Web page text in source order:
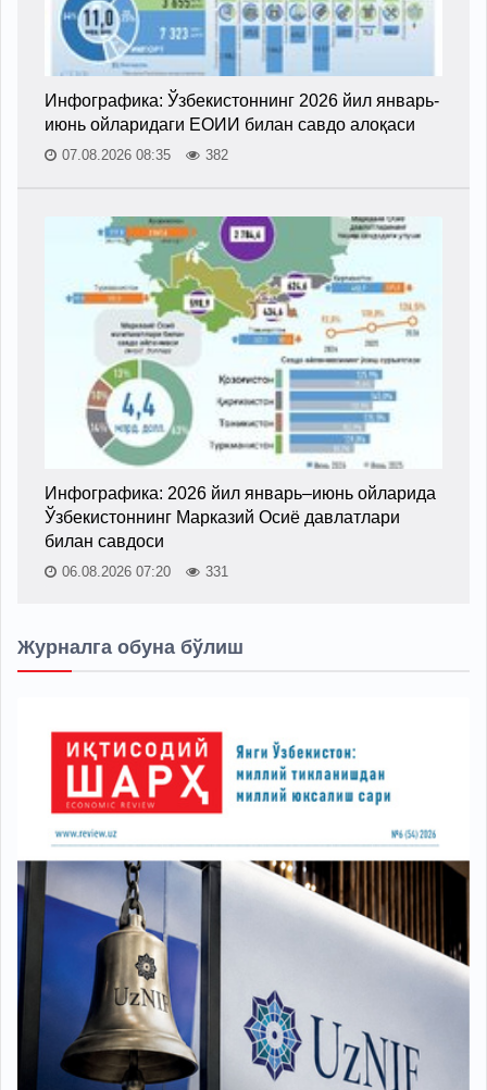
Инфографика: Ўзбекистоннинг 2026 йил январь-
июнь ойларидаги ЕОИИ билан савдо алоқаси
07.08.2026 08:35 382
Инфографика: 2026 йил январь–июнь ойларида
Ўзбекистоннинг Марказий Осиё давлатлари
билан савдоси
06.08.2026 07:20 331
Журналга обуна бўлиш